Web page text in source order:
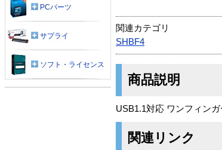
関連カテゴリ
SHBF4
商品説明
USB1.1対応 ワンフィン
関連リンク
PCパーツ
サプライ
ソフト・ライセンス